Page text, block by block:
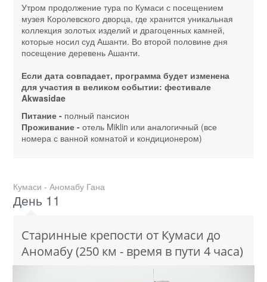
Утром продолжение тура по Кумаси с посещением
музея Королевского дворца, где хранится уникальная
коллекция золотых изделий и драгоценных камней,
которые носил суд Ашанти. Во второй половине дня
посещение деревень Ашанти.
Если дата совпадает, программа будет изменена
для участия в великом событии: фестивале
Akwasidae
Питание - полный пансион
Проживание - отель Miklin или аналогичный (все
номера с ванной комнатой и кондиционером)
Кумаси - Аномабу Гана
День 11
Старинные крепости от Кумаси до
Аномабу (250 км - время в пути 4 часа)